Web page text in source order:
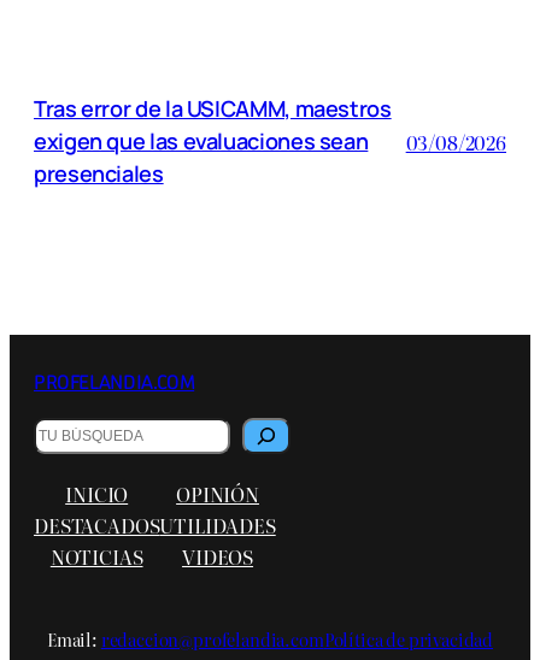
Tras error de la USICAMM, maestros
exigen que las evaluaciones sean
presenciales
03/08/2026
PROFELANDIA.COM
Buscar
INICIO
DESTACADOS
NOTICIAS
OPINIÓN
UTILIDADES
VIDEOS
Email:redaccion@profelandia.comPolítica de privacidad